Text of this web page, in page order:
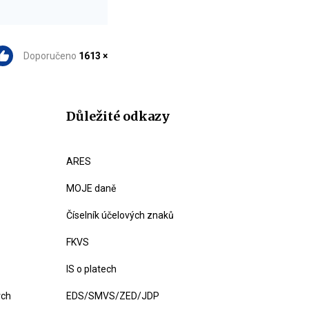
Doporučeno 1613 ×
Důležité odkazy
ARES
MOJE daně
Číselník účelových znaků
FKVS
IS o platech
EDS/SMVS/ZED/JDP